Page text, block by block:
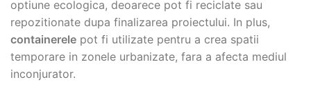
optiune ecologica, deoarece pot fi reciclate sau
repozitionate dupa finalizarea proiectului. In plus,
containerele pot fi utilizate pentru a crea spatii
temporare in zonele urbanizate, fara a afecta mediul
inconjurator.